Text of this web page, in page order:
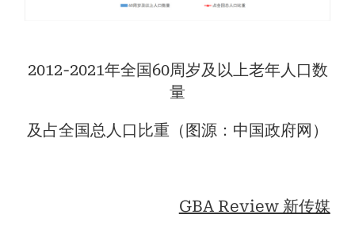
2012-2021年全国60周岁及以上老年人口数
量
及占全国总人口比重（图源：中国政府网）
GBA Review 新传媒